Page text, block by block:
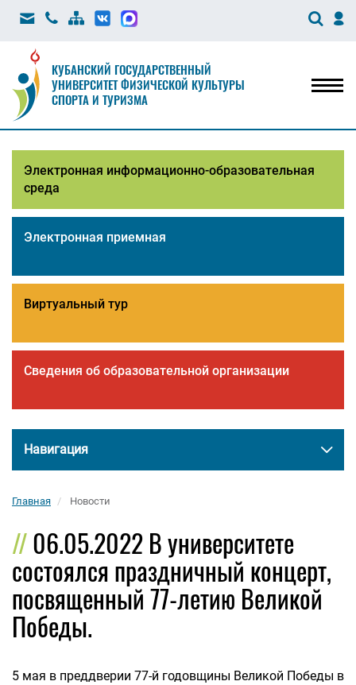
КУБАНСКИЙ ГОСУДАРСТВЕННЫЙ
УНИВЕРСИТЕТ ФИЗИЧЕСКОЙ КУЛЬТУРЫ
СПОРТА И ТУРИЗМА
Электронная информационно-образовательная
среда
Электронная приемная
Виртуальный тур
Сведения об образовательной организации
Навигация
Главная Новости
06.05.2022 В университете
состоялся праздничный концерт,
посвященный 77-летию Великой
Победы.
5 мая в преддверии 77-й годовщины Великой Победы в